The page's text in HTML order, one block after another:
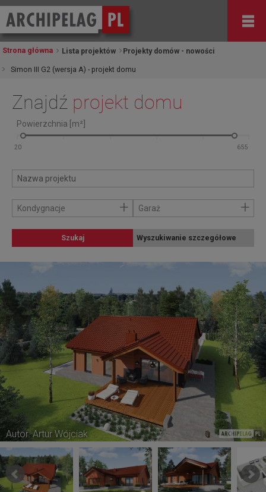
Strona główna Lista projektów Projekty domów - nowości
Simon III G2 (wersja A) - projekt domu
Znajdź projekt domu
Powierzchnia [m²]
Kondygnacje + Garaż +
Szukaj Wyszukiwanie szczegółowe
Autor: Artur Wójciak